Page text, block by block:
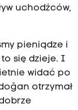
uchodźców,
pieniądze i
się dzieje. I
widać po
otrzymał